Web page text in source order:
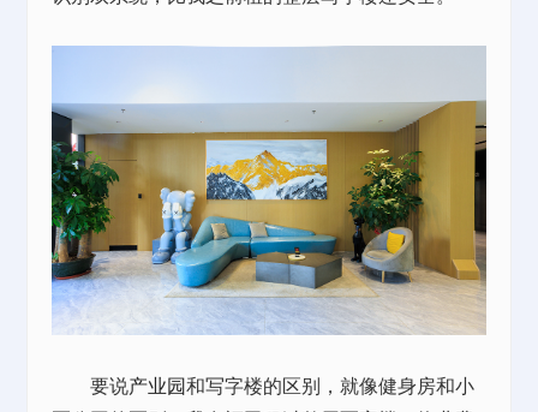
要说产业园和写字楼的区别，就像健身房和小